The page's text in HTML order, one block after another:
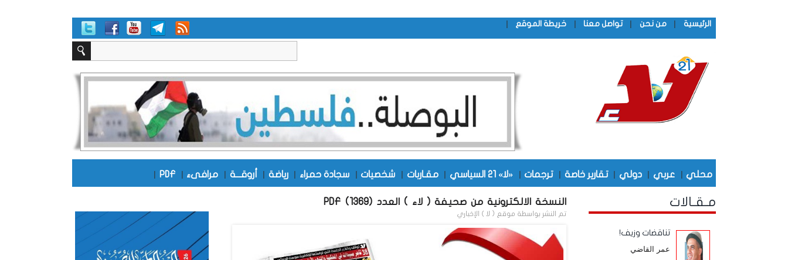
الرئيسية | من نحن | تواصل معنا | خريطة الموقع |
محلي | عربي | دولي | تقارير خاصة | ترجمات | «لا» 21 السياسي | مقـاربات | شخصيات | سجادة حمراء | رياضة | أروقـــة | مرافىء |
PDF
|
النسخة الالكترونية من صحيفة ( لاء ) العدد (1369) PDF
تم النشر بواسطة موقع ( لا ) الإخباري
مـقـالات
تناقضات وزيف!
عمر القاضي